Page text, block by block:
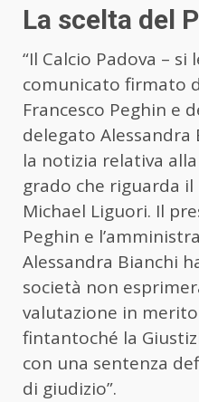
La scelta del
“Il Calcio Padova – si
comunicato firmato
Francesco Peghin e
delegato Alessandra
la notizia relativa
grado che riguarda
Michael Liguori. Il
Peghin e
Alessandra Bianchi
società non
valutazione in
fintantoché la
con una sentenza
di giudizio”.